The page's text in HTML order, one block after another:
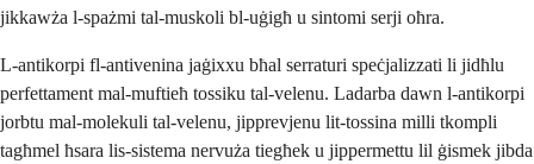
jikkawża l-spażmi tal-muskoli bl-uġigħ u sintomi serji oħra.
L-antikorpi fl-antivenina jaġixxu bħal serraturi speċjalizzati li jidħlu
perfettament mal-muftieħ tossiku tal-velenu. Ladarba dawn l-antikorpi
jorbtu mal-molekuli tal-velenu, jipprevjenu lit-tossina milli tkompli
tagħmel ħsara lis-sistema nervuża tiegħek u jippermettu lil ġismek jibda